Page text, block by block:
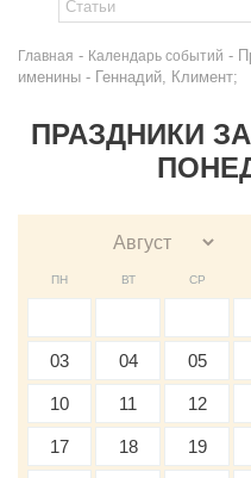
Главная - Календарь событий -
именины - Геннадий, Климент;
ПРАЗДНИКИ
ПН ВТ СР
03 04 05
10 11 12
17 18 19